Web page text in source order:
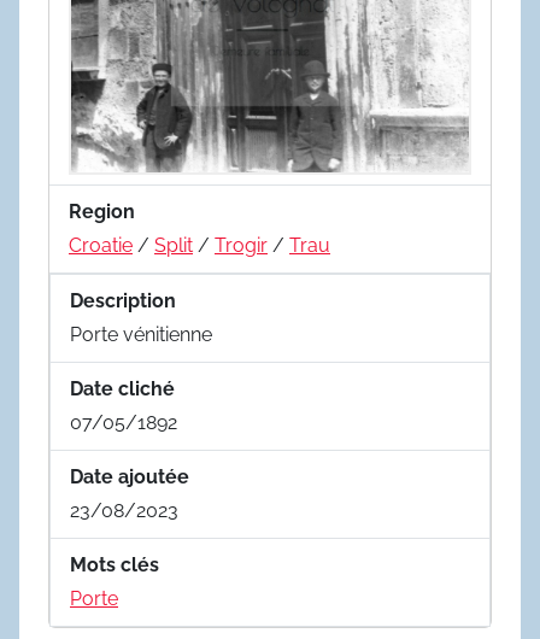
Region
Croatie / Split / Trogir / Trau
Description
Porte vénitienne
Date cliché
07/05/1892
Date ajoutée
23/08/2023
Mots clés
Porte